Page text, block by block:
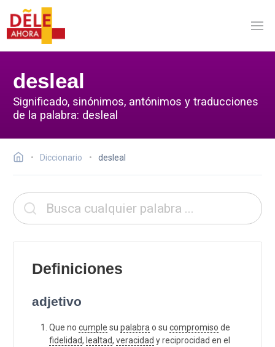
desleal
Significado, sinónimos, antónimos y traducciones
de la palabra: desleal
Diccionario desleal
Definiciones
adjetivo
Que no cumple su palabra o su compromiso de
fidelidad, lealtad, veracidad y reciprocidad en el